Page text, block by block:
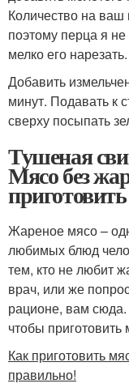
Количество на ваш
поэтому перца я
мелко его нарезать.
Добавить
минут. Подавать к
сверху посыпать
Тушеная
Мясо без
Жареное мясо –
любимых блюд
тем, кто не любит
врач, или же
рационе, вам
чтобы приготовить
Как приготовить
правильно!